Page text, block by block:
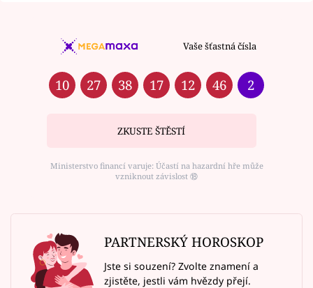
Vaše šťastná čísla
10 27 38 17 12 46 2
ZKUSTE ŠTĚSTÍ
Ministerstvo financí varuje: Účastí na hazardní hře může
vzniknout závislost ⑱
PARTNERSKÝ HOROSKOP
Jste si souzení? Zvolte znamení a
zjistěte, jestli vám hvězdy přejí.